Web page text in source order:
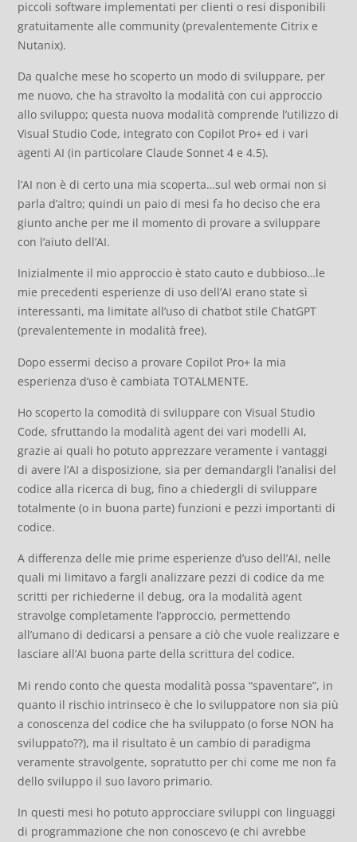
piccoli software implementati per clienti o resi disponibili
gratuitamente alle community (prevalentemente Citrix e
Nutanix).
Da qualche mese ho scoperto un modo di sviluppare, per
me nuovo, che ha stravolto la modalità con cui approccio
allo sviluppo; questa nuova modalità comprende l’utilizzo di
Visual Studio Code, integrato con Copilot Pro+ ed i vari
agenti AI (in particolare Claude Sonnet 4 e 4.5).
l’AI non è di certo una mia scoperta…sul web ormai non si
parla d’altro; quindi un paio di mesi fa ho deciso che era
giunto anche per me il momento di provare a sviluppare
con l’aiuto dell’AI.
Inizialmente il mio approccio è stato cauto e dubbioso…le
mie precedenti esperienze di uso dell’AI erano state sì
interessanti, ma limitate all’uso di chatbot stile ChatGPT
(prevalentemente in modalità free).
Dopo essermi deciso a provare Copilot Pro+ la mia
esperienza d’uso è cambiata TOTALMENTE.
Ho scoperto la comodità di sviluppare con Visual Studio
Code, sfruttando la modalità agent dei vari modelli AI,
grazie ai quali ho potuto apprezzare veramente i vantaggi
di avere l’AI a disposizione, sia per demandargli l’analisi del
codice alla ricerca di bug, fino a chiedergli di sviluppare
totalmente (o in buona parte) funzioni e pezzi importanti di
codice.
A differenza delle mie prime esperienze d’uso dell’AI, nelle
quali mi limitavo a fargli analizzare pezzi di codice da me
scritti per richiederne il debug, ora la modalità agent
stravolge completamente l’approccio, permettendo
all’umano di dedicarsi a pensare a ciò che vuole realizzare e
lasciare all’AI buona parte della scrittura del codice.
Mi rendo conto che questa modalità possa “spaventare”, in
quanto il rischio intrinseco è che lo sviluppatore non sia più
a conoscenza del codice che ha sviluppato (o forse NON ha
sviluppato??), ma il risultato è un cambio di paradigma
veramente stravolgente, sopratutto per chi come me non fa
dello sviluppo il suo lavoro primario.
In questi mesi ho potuto approcciare sviluppi con linguaggi
di programmazione che non conoscevo (e chi avrebbe